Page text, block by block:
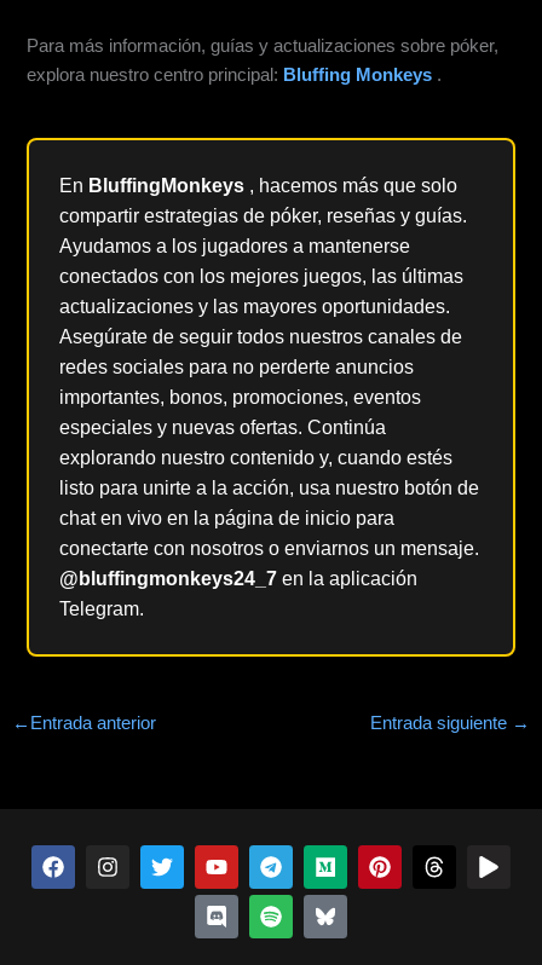
Para más información, guías y actualizaciones sobre póker,
explora nuestro centro principal: Bluffing Monkeys .
En BluffingMonkeys , hacemos más que solo
compartir estrategias de póker, reseñas y guías.
Ayudamos a los jugadores a mantenerse
conectados con los mejores juegos, las últimas
actualizaciones y las mayores oportunidades.
Asegúrate de seguir todos nuestros canales de
redes sociales para no perderte anuncios
importantes, bonos, promociones, eventos
especiales y nuevas ofertas. Continúa
explorando nuestro contenido y, cuando estés
listo para unirte a la acción, usa nuestro botón de
chat en vivo en la página de inicio para
conectarte con nosotros o enviarnos un mensaje.
@bluffingmonkeys24_7en la aplicación
Telegram.
← Entrada anterior Entrada siguiente →
F
a
I
n
T
w
Y
o
u
t
u
T
e
l
e
g
M
e
d
i
u
P
i
H
i
J
u
D
i
s
c
o
S
p
o
t
i
B
l
u
e
s